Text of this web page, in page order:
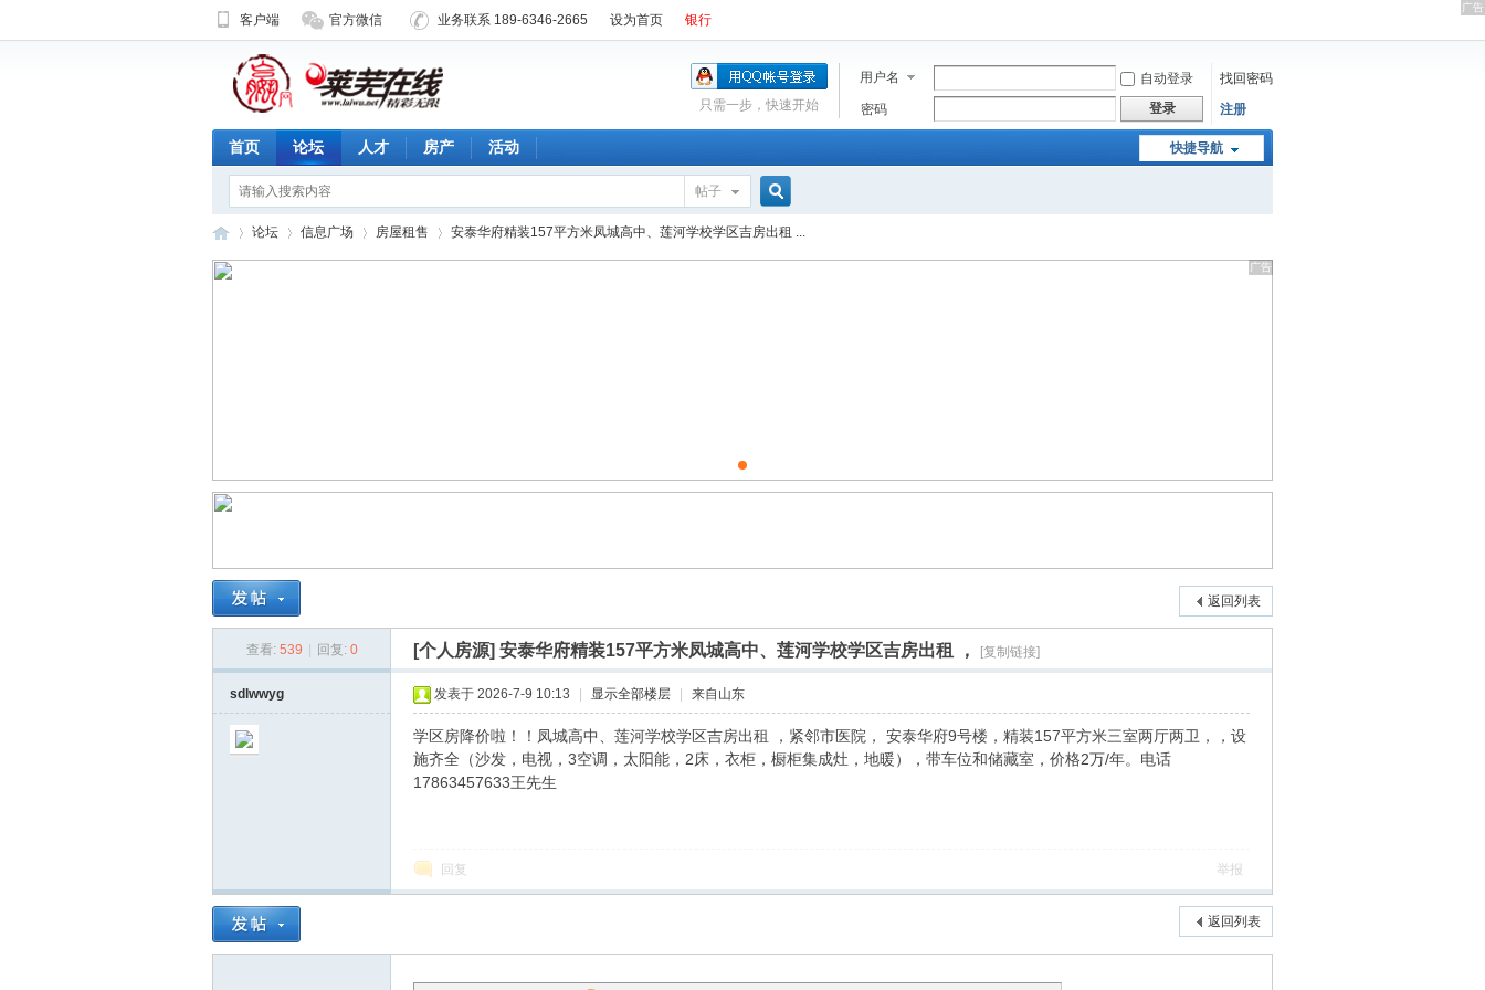
客户端 官方微信 业务联系 189-6346-2665 设为首页 银行
用户名 自动登录
找回密码
密码
登录 注册
只需一步，快速开始
快捷导航
首页 论坛 人才 房产 活动
帖子
搜
论坛 信息广场 房屋租售 安泰华府精装157平方米凤城高中、莲河学校学区吉房出租 ...
返回列表
查看: 539 回复: 0 [个人房源] 安泰华府精装157平方米凤城高中、莲河学校学区吉房出租 ， [复制链接]
sdlwwyg 发表于 2026-7-9 10:13 显示全部楼层 来自山东
学区房降价啦！！凤城高中、莲河学校学区吉房出租 ，紧邻市医院， 安泰华府9号楼，精装157平方米三室两厅两卫，，设
施齐全（沙发，电视，3空调，太阳能，2床，衣柜，橱柜集成灶，地暖），带车位和储藏室，价格2万/年。电话
17863457633王先生
回复 举报
返回列表